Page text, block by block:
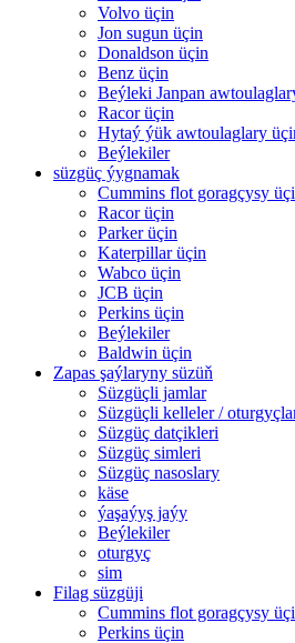
Volvo üçin
Jon sugun üçin
Donaldson üçin
Benz üçin
Beýleki Janpan
Racor üçin
Hytaý ýük awtoulaglary
Beýlekiler
süzgüç ýygnamak
Cummins flot goragçysy
Racor üçin
Parker üçin
Katerpillar üçin
Wabco üçin
JCB üçin
Perkins üçin
Beýlekiler
Baldwin üçin
Zapas şaýlaryny süzüň
Süzgüçli jamlar
Süzgüçli kelleler /
Süzgüç datçikleri
Süzgüç simleri
Süzgüç nasoslary
käse
ýaşaýyş jaýy
Beýlekiler
oturgyç
sim
Filag süzgüji
Cummins flot goragçysy
Perkins üçin